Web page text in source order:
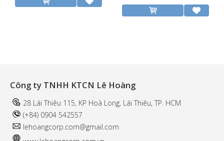
Công ty TNHH KTCN Lê Hoàng
28 Lái Thiêu 115, KP Hoà Long, Lái Thiêu, TP. HCM
(+84) 0904 542557
lehoangcorp.com@gmail.com